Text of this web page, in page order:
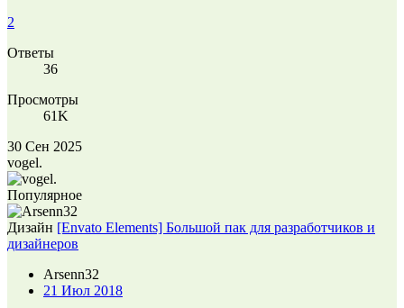
2
Ответы
36
Просмотры
61K
30 Сен 2025
vogel.
Популярное
Дизайн [Envato Elements] Большой пак для разработчиков и
дизайнеров
Arsenn32
21 Июл 2018